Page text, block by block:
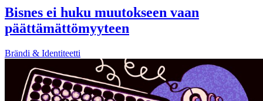
Bisnes ei huku muutokseen vaan
päättämättömyyteen
Brändi & Identiteetti